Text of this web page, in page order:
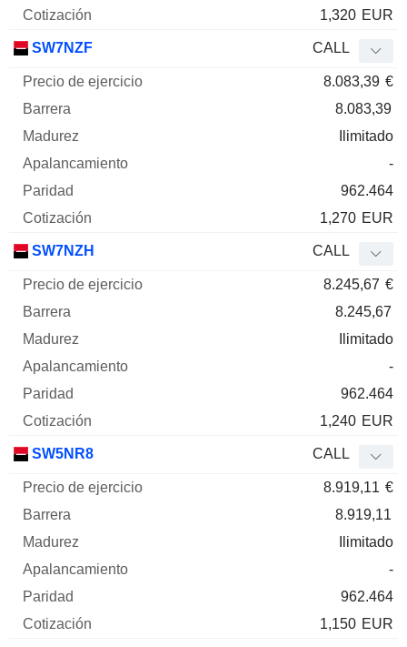
1,320 EUR
SW7NZF CALL
8.083,39 €
8.083,39
Ilimitado
-
962.464
1,270 EUR
SW7NZH CALL
8.245,67 €
8.245,67
Ilimitado
-
962.464
1,240 EUR
SW5NR8 CALL
8.919,11 €
8.919,11
Ilimitado
-
962.464
1,150 EUR